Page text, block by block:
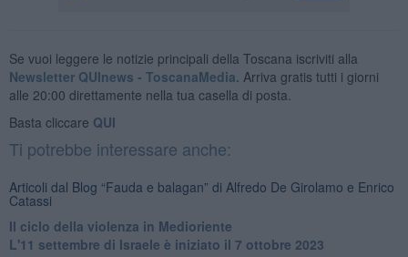
Se vuoi leggere le notizie principali della Toscana iscriviti alla
Newsletter QUInews - ToscanaMedia. Arriva gratis tutti i giorni
alle 20:00 direttamente nella tua casella di posta.
Basta cliccare QUI
Ti potrebbe interessare anche:
Articoli dal Blog “Fauda e balagan” di Alfredo De Girolamo e Enrico
Catassi
Il ciclo della violenza in Medioriente
L'11 settembre di Israele è iniziato il 7 ottobre 2023